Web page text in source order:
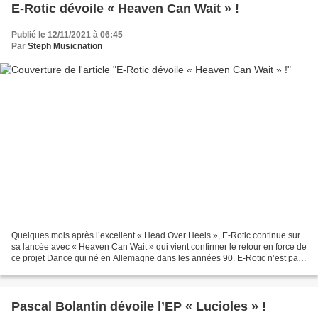
E-Rotic dévoile « Heaven Can Wait » !
Publié le 12/11/2021 à 06:45
Par Steph Musicnation
Quelques mois après l’excellent « Head Over Heels », E-Rotic continue sur
sa lancée avec « Heaven Can Wait » qui vient confirmer le retour en force de
ce projet Dance qui né en Allemagne dans les années 90. E-Rotic n’est pas
Pascal Bolantin dévoile l’EP « Lucioles » !